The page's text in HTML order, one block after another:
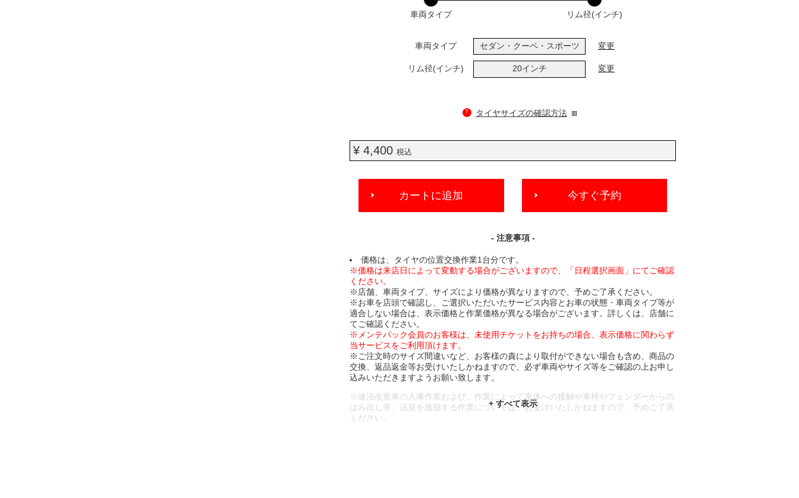
車両タイプ リム径(インチ)
車両タイプ セダン・クーペ・スポーツ 変更
リム径(インチ) 20インチ 変更
? タイヤサイズの確認方法
¥ 4,400税込
ADD
CART
カートに追加 今すぐ予約
- 注意事項 -
価格は、タイヤの位置交換作業1台分です。
※価格は来店日によって変動する場合がございますので、「日程選択画面」にてご確認
ください。
※店舗、車両タイプ、サイズにより価格が異なりますので、予めご了承ください。
※お車を店頭で確認し、ご選択いただいたサービス内容とお車の状態・車両タイプ等が
適合しない場合は、表示価格と作業価格が異なる場合がございます。詳しくは、店舗に
てご確認ください。
※メンテパック会員のお客様は、未使用チケットをお持ちの場合、表示価格に関わらず
当サービスをご利用頂けます。
※ご注文時のサイズ間違いなど、お客様の責により取付ができない場合も含め、商品の
交換、返品返金等お受けいたしかねますので、必ず車両やサイズ等をご確認の上お申し
込みいただきますようお願い致します。
※違法改造車の入庫作業および、作業によって車体への接触や車枠やフェンダーからの
はみ出し等、法規を逸脱する作業については、お受けいたしかねますので、予めご了承
ください。